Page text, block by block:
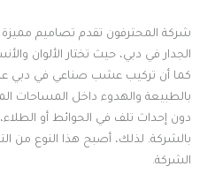
شركة المحترفون تقدم تصاميم
الجدار في دبي، حيث تختار الألوان
كما أن تركيب عشب صناعي في دبي
بالطبيعة والهدوء داخل المساحات
دون إحداث تلف في الحوائط أو
بالشركة. لذلك، أصبح هذا النوع من
الشركة.